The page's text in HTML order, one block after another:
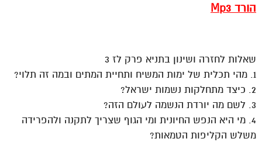
הורד Mp3
שאלות לחזרה ושינון בתניא פרק לז 3
1. מהי תכלית של ימות המשיח ותחיית המתים ובמה זה תלוי?
2. כיצד מתחלקות נשמות ישראל?
3. לשם מה יורדת הנשמה לעולם הזה?
4. מי היא הנפש החיונית ומי הגוף שצריך לתקנה ולהפרידה
משלש הקליפות הטמאות?